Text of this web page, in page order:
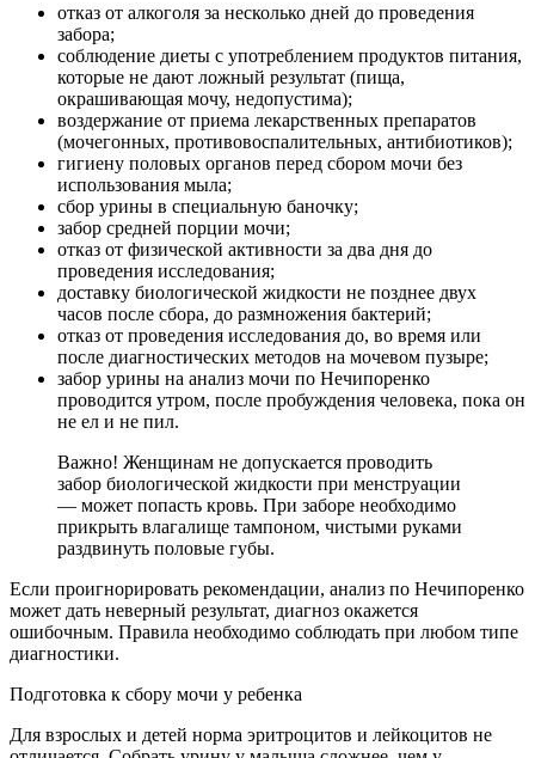
отказ от алкоголя за несколько дней до проведения
забора;
соблюдение диеты с употреблением продуктов питания,
которые не дают ложный результат (пища,
окрашивающая мочу, недопустима);
воздержание от приема лекарственных препаратов
(мочегонных, противовоспалительных, антибиотиков);
гигиену половых органов перед сбором мочи без
использования мыла;
сбор урины в специальную баночку;
забор средней порции мочи;
отказ от физической активности за два дня до
проведения исследования;
доставку биологической жидкости не позднее двух
часов после сбора, до размножения бактерий;
отказ от проведения исследования до, во время или
после диагностических методов на мочевом пузыре;
забор урины на анализ мочи по Нечипоренко
проводится утром, после пробуждения человека, пока он
не ел и не пил.
Важно! Женщинам не допускается проводить
забор биологической жидкости при менструации
— может попасть кровь. При заборе необходимо
прикрыть влагалище тампоном, чистыми руками
раздвинуть половые губы.
Если проигнорировать рекомендации, анализ по Нечипоренко
может дать неверный результат, диагноз окажется
ошибочным. Правила необходимо соблюдать при любом типе
диагностики.
Подготовка к сбору мочи у ребенка
Для взрослых и детей норма эритроцитов и лейкоцитов не